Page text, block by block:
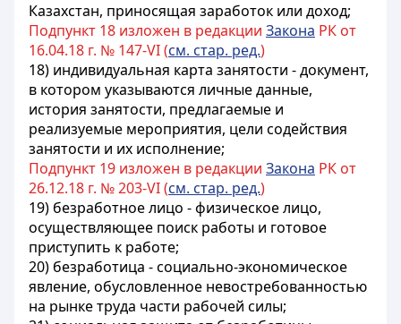
Казахстан, приносящая заработок или доход;
Подпункт 18 изложен в редакции Закона РК от
16.04.18 г. № 147-VI (см. стар. ред.)
18) индивидуальная карта занятости - документ,
в котором указываются личные данные,
история занятости, предлагаемые и
реализуемые мероприятия, цели содействия
занятости и их исполнение;
Подпункт 19 изложен в редакции Закона РК от
26.12.18 г. № 203-VI (см. стар. ред.)
19) безработное лицо - физическое лицо,
осуществляющее поиск работы и готовое
приступить к работе;
20) безработица - социально-экономическое
явление, обусловленное невостребованностью
на рынке труда части рабочей силы;